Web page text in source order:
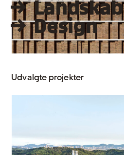
Landskab
Design
Udvalgte projekter